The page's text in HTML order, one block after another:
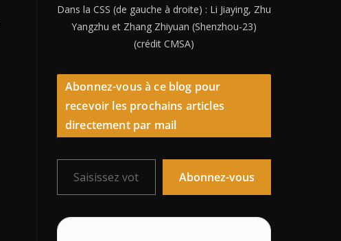
Dans la CSS (de gauche à droite) : Li Jiaying, Zhu
Yangzhu et Zhang Zhiyuan (Shenzhou-23)
(crédit CMSA)
Abonnez-vous à ce blog pour
recevoir les prochains articles
directement par mail
Saisissez votre adresse e-mail…
Abonnez-vous